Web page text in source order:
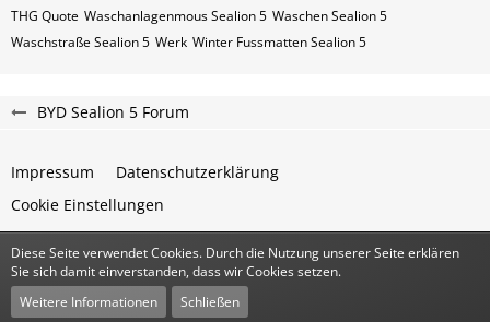
THG Quote Waschanlagenmous Sealion 5 Waschen Sealion 5
Waschstraße Sealion 5 Werk Winter Fussmatten Sealion 5
BYD Sealion 5 Forum
Impressum
Datenschutzerklärung
Cookie Einstellungen
Community-Software:WoltLab Suite™
Stil:Classicvon
Diese Seite verwendet Cookies. Durch die Nutzung unserer Seite erklären
Sie sich damit einverstanden, dass wir Cookies setzen.
Weitere Informationen
Schließen